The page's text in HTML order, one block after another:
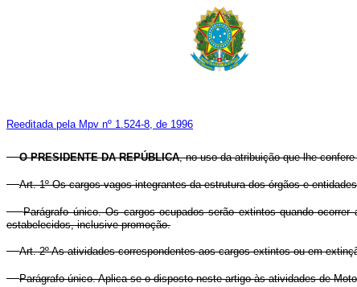
Reeditada pela Mpv nº 1.524-8, de 1996
O PRESIDENTE DA REPÚBLICA, no uso da atribuição que lhe
Art. 1º Os cargos vagos integrantes da estrutura dos órgãos e
Parágrafo único. Os cargos ocupados serão extintos quando
estabelecidos, inclusive promoção.
Art. 2º As atividades correspondentes aos cargos extintos ou em
Parágrafo único. Aplica-se o disposto neste artigo às atividades de